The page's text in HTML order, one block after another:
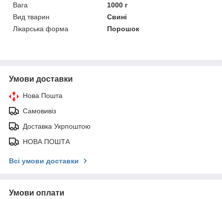
Вага
1000 г
Вид тварин
Свині
Лікарська форма
Порошок
Умови доставки
Нова Пошта
Самовивіз
Доставка Укрпоштою
НОВА ПОШТА
Всі умови доставки
Умови оплати